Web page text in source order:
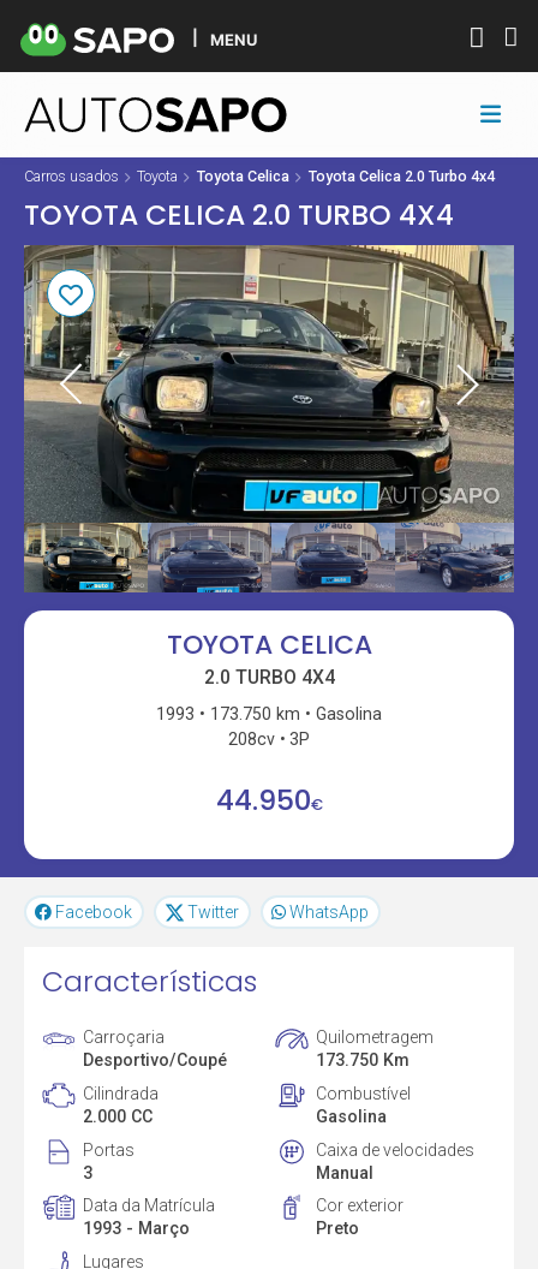
MENU
Carros usados Toyota Toyota Celica Toyota Celica 2.0 Turbo 4x4
TOYOTA CELICA 2.0 TURBO 4X4
TOYOTA CELICA
2.0 TURBO 4X4
1993 173.750 km
Gasolina
208cv
3P
44.950€
Facebook Twitter WhatsApp
Características
Carroçaria
Desportivo/Coupé
Quilometragem
173.750 Km
Cilindrada
2.000 CC
Combustível
Gasolina
Portas
3
Caixa de velocidades
Manual
Data da Matrícula
1993 - Março
Cor exterior
Preto
Lugares